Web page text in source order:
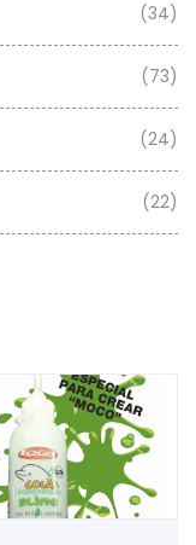
(34)
(73)
(24)
(22)